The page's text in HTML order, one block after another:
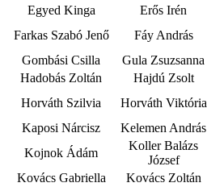
Egyed Kinga
Erős Irén
Farkas Szabó Jenő
Fáy András
Gombási Csilla Gula Zsuzsanna
Hadobás Zoltán
Hajdú Zsolt
Horváth Szilvia
Horváth Viktória
Kaposi Nárcisz
Kelemen András
Kojnok Ádám
Koller Balázs
József
Kovács Gabriella
Kovács Zoltán